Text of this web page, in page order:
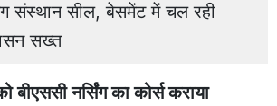
संस्थान सील, बेसमेंट में चल रही
सख्त
बीएससी नर्सिंग का कोर्स कराया